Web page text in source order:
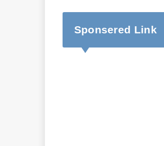
Sponsered Link